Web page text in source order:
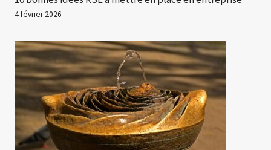
4 février 2026